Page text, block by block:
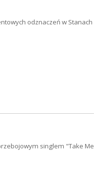
odznaczeń w Stanach
singlem "Take Me